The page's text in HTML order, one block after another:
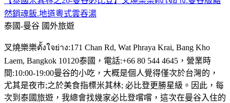
然銷魂飯.地道粵式雲吞湯
泰國-曼谷 國外旅遊
叉燒樂樂ตั้งใจย่าง:171 Chan Rd, Wat Phraya Krai, Bang Kho
Laem, Bangkok 10120泰國，電話:+66 80 544 4645，營業時
間:10:00-19:00曼谷的小吃，大概是個人覺得僅次於台灣的，
尤其是夜市;之於美食指標米其林; 必比登更勝星級。因此，每
次到泰國旅遊，我總會找幾家必比登嚐嚐，這次在曼谷入住的